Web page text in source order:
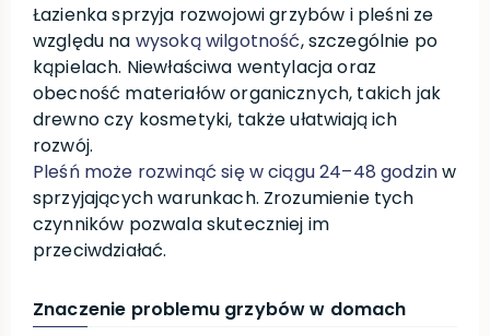
Łazienka sprzyja rozwojowi grzybów i pleśni ze
względu na wysoką wilgotność, szczególnie po
kąpielach. Niewłaściwa wentylacja oraz
obecność materiałów organicznych, takich jak
drewno czy kosmetyki, także ułatwiają ich
rozwój.
Pleśń może rozwinąć się w ciągu 24–48 godzinw
sprzyjających warunkach. Zrozumienie tych
czynników pozwala skuteczniej im
przeciwdziałać.
Znaczenie problemu grzybów w domach